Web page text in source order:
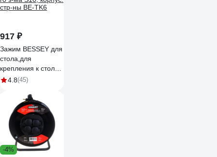
917 ₽
Зажим BESSEY для
стола,для
крепления к столу
угловых заж-в,винт-
стр-ны BE-TK6
4.8(45)
-4%